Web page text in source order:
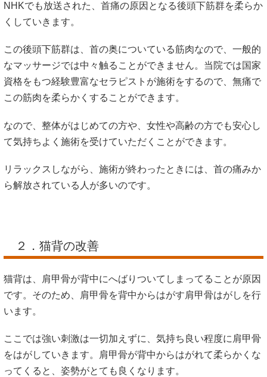
NHKでも放送された、首痛の原因となる後頭下筋群を柔らか
くしていきます。
この後頭下筋群は、首の奥についている筋肉なので、一般的
なマッサージでは中々触ることができません。当院では国家
資格をもつ経験豊富なセラピストが施術をするので、無痛で
この筋肉を柔らかくすることができます。
なので、整体がはじめての方や、女性や高齢の方でも安心し
て気持ちよく施術を受けていただくことができます。
リラックスしながら、施術が終わったときには、首の痛みか
ら解放されている人が多いのです。
２．猫背の改善
猫背は、肩甲骨が背中にへばりついてしまってることが原因
です。そのため、肩甲骨を背中からはがす肩甲骨はがしを行
います。
ここでは強い刺激は一切加えずに、気持ち良い程度に肩甲骨
をはがしていきます。肩甲骨が背中からはがれて柔らかくな
ってくると、姿勢がとても良くなります。